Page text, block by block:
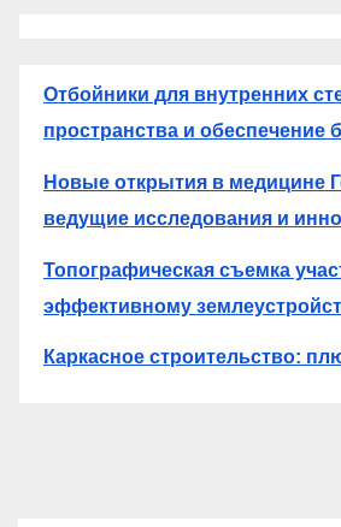
Отбойники для внутренних
пространства и обеспечение
Новые открытия в медицине
ведущие исследования и
Топографическая съемка
эффективному
Каркасное строительство: